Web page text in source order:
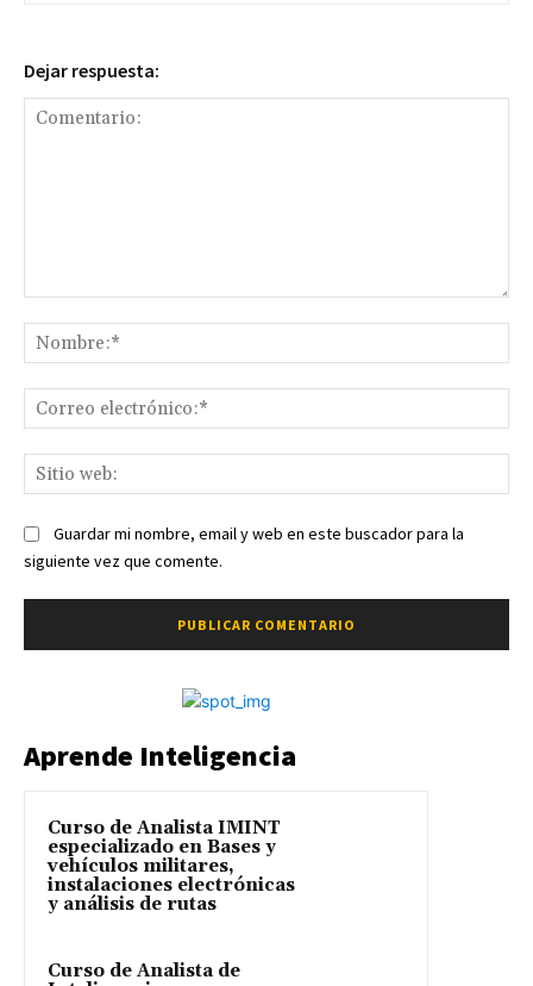
Dejar respuesta:
Guardar mi nombre, email y web en este buscador para la
siguiente vez que comente.
Aprende Inteligencia
Curso de Analista IMINT
especializado en Bases y
vehículos militares,
instalaciones electrónicas
y análisis de rutas
Curso de Analista de